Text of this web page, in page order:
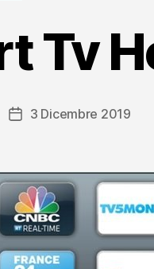
Tv
Data3 Dicembre 2019